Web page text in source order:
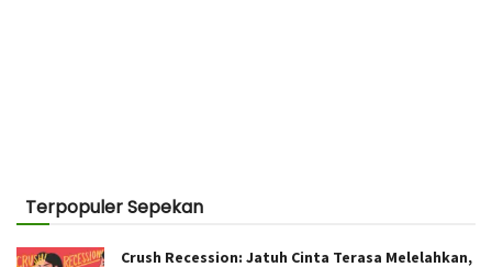
Terpopuler Sepekan
Crush Recession: Jatuh Cinta Terasa Melelahkan,